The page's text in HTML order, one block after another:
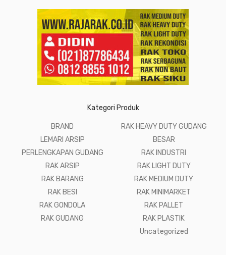
Kategori Produk
BRAND
LEMARI ARSIP
PERLENGKAPAN GUDANG
RAK ARSIP
RAK BARANG
RAK BESI
RAK GONDOLA
RAK GUDANG
RAK HEAVY DUTY GUDANG
BESAR
RAK INDUSTRI
RAK LIGHT DUTY
RAK MEDIUM DUTY
RAK MINIMARKET
RAK PALLET
RAK PLASTIK
Uncategorized